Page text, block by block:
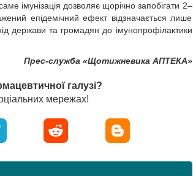
імунізація дозволяє щорічно запобігати 2–
епідемічний ефект відзначається лише
держави та громадян до імунопрофілактики
Прес-служба «Щотижневика АПТЕКА»
галузі?
мережах!